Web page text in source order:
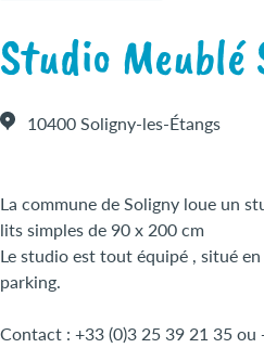
Studio Meublé
10400 Soligny-les-Étangs
La commune de Soligny loue un
lits simples de 90 x 200 cm
Le studio est tout équipé , situé en
parking.
Contact : +33 (0)3 25 39 21 35 ou